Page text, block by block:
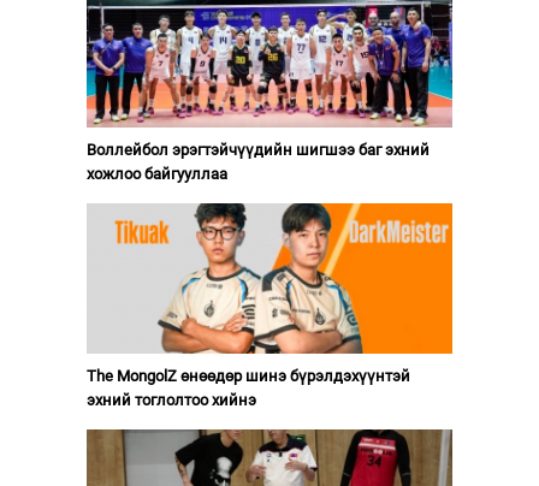
Воллейбол эрэгтэйчүүдийн шигшээ баг эхний
хожлоо байгууллаа
The MongolZ өнөөдөр шинэ бүрэлдэхүүнтэй
эхний тоглолтоо хийнэ